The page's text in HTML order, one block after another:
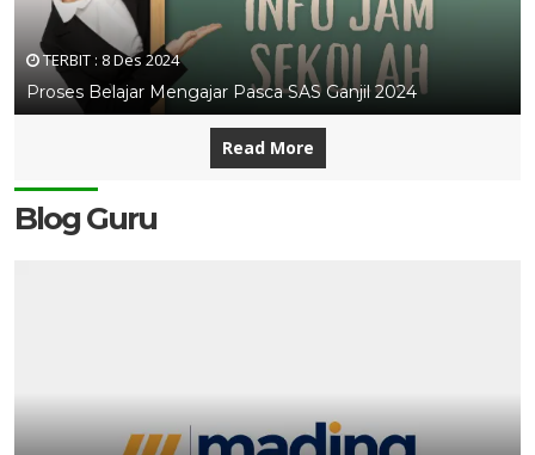
TERBIT : 8 Des 2024
Proses Belajar Mengajar Pasca SAS Ganjil 2024
Read More
Blog Guru
8 DES 2024